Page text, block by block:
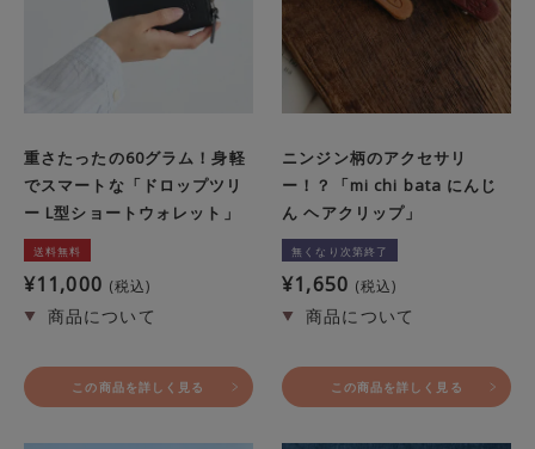
重さたったの60グラム！身軽
でスマートな「ドロップツリ
ー L型ショートウォレット」
送料無料
¥11,000 税込
この商品を詳しく見る
ニンジン柄のアクセサリ
ー！？「mi chi bata にんじ
ん ヘアクリップ」
無くなり次第終了
¥1,650 税込
この商品を詳しく見る